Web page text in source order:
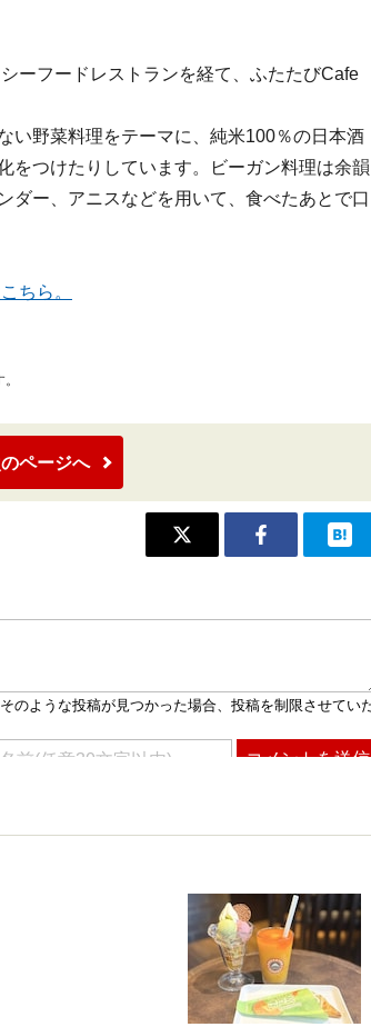
ーフードレストランを経て、ふたたびCafe
い野菜料理をテーマに、純米100％の日本酒
をつけたりしています。ビーガン料理は余韻
ダー、アニスなどを用いて、食べたあとで口
ちら。
ページへ